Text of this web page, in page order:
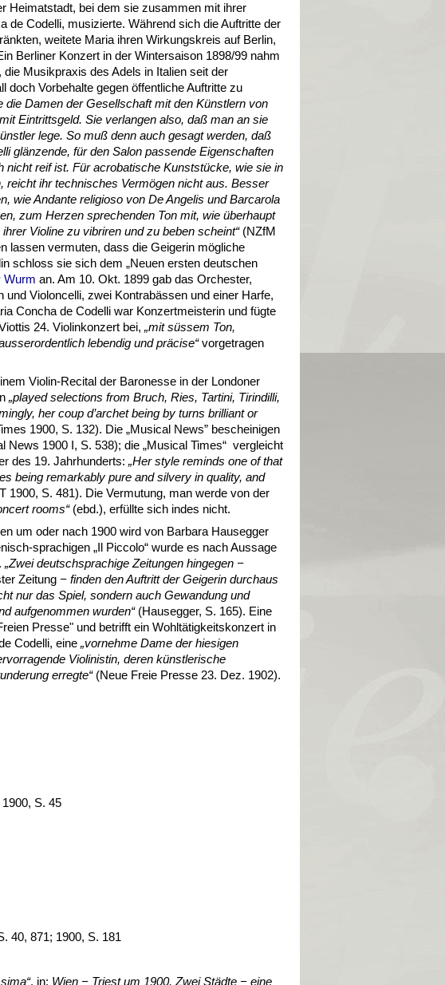
Heimatstadt, bei dem sie zusammen mit ihrer
de Codelli, musizierte. Während sich die Auftritte der
weitete Maria ihren Wirkungskreis auf Berlin,
Berliner Konzert in der Wintersaison 1898/99 nahm
Musikpraxis des Adels in Italien seit der
Vorbehalte gegen öffentliche Auftritte zu
die Damen der Gesellschaft mit den Künstlern von
Eintrittsgeld. Sie verlangen also, daß man an sie
lege. So muß denn auch gesagt werden, daß
glänzende, für den Salon passende Eigenschaften
nicht reif ist. Für acrobatische Kunststücke, wie sie in
reicht ihr technisches Vermögen nicht aus. Besser
wie Andante religioso von De Angelis und Barcarola
zum Herzen sprechenden Ton mit, wie überhaupt
Violine zu vibriren und zu beben scheint“ (NZfM
lassen vermuten, dass die Geigerin mögliche
schloss sie sich dem „Neuen ersten deutschen
Wurm an. Am 10. Okt. 1899 gab das Orchester,
Violoncelli, zwei Kontrabässen und einer Harfe,
Concha de Codelli war Konzertmeisterin und fügte
24. Violinkonzert bei, „mit süssem Ton,
lebendig und präcise“vorgetragen
Violin-Recital der Baronesse in der Londoner
„played selections from Bruch, Ries, Tartini, Tirindilli,
her coup d’archet being by turns brilliant or
1900, S. 132). Die „Musical News” bescheinigen
News 1900 I, S. 538); die „Musical Times“ vergleicht
des 19. Jahrhunderts: „Her style reminds one of that
being remarkably pure and silvery in quality, and
1900, S. 481). Die Vermutung, man werde von der
rooms“ (ebd.), erfüllte sich indes nicht.
um oder nach 1900 wird von Barbara Hausegger
sprachigen „Il Piccolo“ wurde es nach Aussage
„Zwei deutschsprachige Zeitungen hingegen −
Zeitung − finden den Auftritt der Geigerin durchaus
nur das Spiel, sondern auch Gewandung und
aufgenommen wurden“ (Hausegger, S. 165). Eine
Presse" und betrifft ein Wohltätigkeitskonzert in
Codelli, eine „vornehme Dame der hiesigen
Violinistin, deren künstlerische
erregte“ (Neue Freie Presse 23. Dez. 1902).
S. 45
40, 871; 1900, S. 181
, in: Wien − Triest um 1900. Zwei Städte − eine